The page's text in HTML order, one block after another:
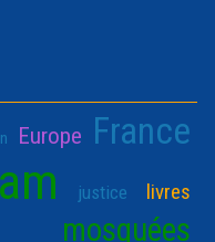
Europe France
justice livres
mosquées